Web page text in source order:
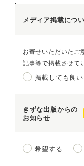
メディア掲載につ
お寄せいただいたご
記事等で掲載させて
掲載しても良い
きずな出版からの
お知らせ
希望する